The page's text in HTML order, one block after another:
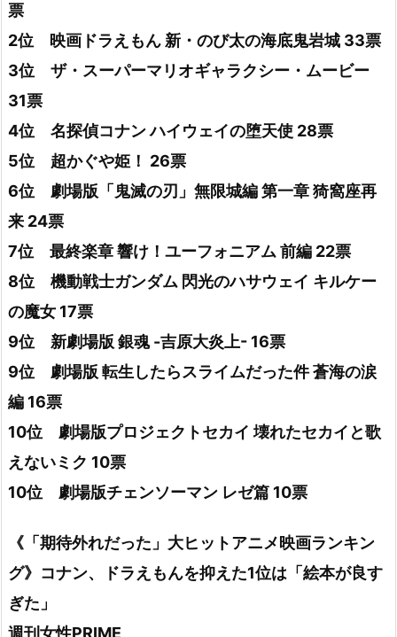
票
2位 映画ドラえもん 新・のび太の海底鬼岩城 33票
3位 ザ・スーパーマリオギャラクシー・ムービー
31票
4位 名探偵コナン ハイウェイの堕天使 28票
5位 超かぐや姫！ 26票
6位 劇場版「鬼滅の刃」無限城編 第一章 猗窩座再
来 24票
7位 最終楽章 響け！ユーフォニアム 前編 22票
8位 機動戦士ガンダム 閃光のハサウェイ キルケー
の魔女 17票
9位 新劇場版 銀魂 -吉原大炎上- 16票
9位 劇場版 転生したらスライムだった件 蒼海の涙
編 16票
10位 劇場版プロジェクトセカイ 壊れたセカイと歌
えないミク 10票
10位 劇場版チェンソーマン レゼ篇 10票
《「期待外れだった」大ヒットアニメ映画ランキン
グ》コナン、ドラえもんを抑えた1位は「絵本が良す
ぎた」